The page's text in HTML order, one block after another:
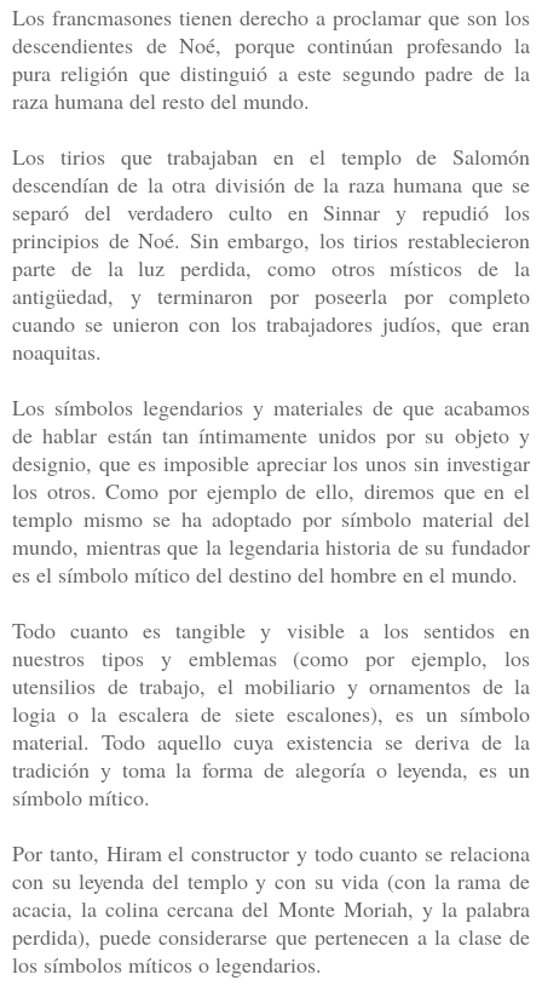
Los francmasones tienen derecho a proclamar que son los
descendientes de Noé, porque continúan profesando la
pura religión que distinguió a este segundo padre de la
raza humana del resto del mundo.
Los tirios que trabajaban en el templo de Salomón
descendían de la otra división de la raza humana que se
separó del verdadero culto en Sinnar y repudió los
principios de Noé. Sin embargo, los tirios restablecieron
parte de la luz perdida, como otros místicos de la
antigüedad, y terminaron por poseerla por completo
cuando se unieron con los trabajadores judíos, que eran
noaquitas.
Los símbolos legendarios y materiales de que acabamos
de hablar están tan íntimamente unidos por su objeto y
designio, que es imposible apreciar los unos sin investigar
los otros. Como por ejemplo de ello, diremos que en el
templo mismo se ha adoptado por símbolo material del
mundo, mientras que la legendaria historia de su fundador
es el símbolo mítico del destino del hombre en el mundo.
Todo cuanto es tangible y visible a los sentidos en
nuestros tipos y emblemas (como por ejemplo, los
utensilios de trabajo, el mobiliario y ornamentos de la
logia o la escalera de siete escalones), es un símbolo
material. Todo aquello cuya existencia se deriva de la
tradición y toma la forma de alegoría o leyenda, es un
símbolo mítico.
Por tanto, Hiram el constructor y todo cuanto se relaciona
con su leyenda del templo y con su vida (con la rama de
acacia, la colina cercana del Monte Moriah, y la palabra
perdida), puede considerarse que pertenecen a la clase de
los símbolos míticos o legendarios.